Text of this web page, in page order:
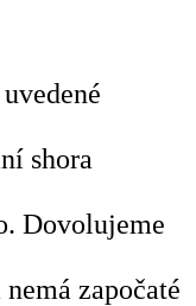
shora
Dovolujeme
započaté